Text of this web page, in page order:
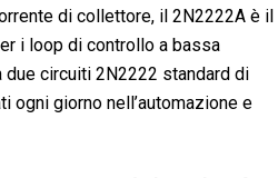
di collettore, il 2N2222A è il
i loop di controllo a bassa
due circuiti 2N2222 standard di
ogni giorno nell’automazione e